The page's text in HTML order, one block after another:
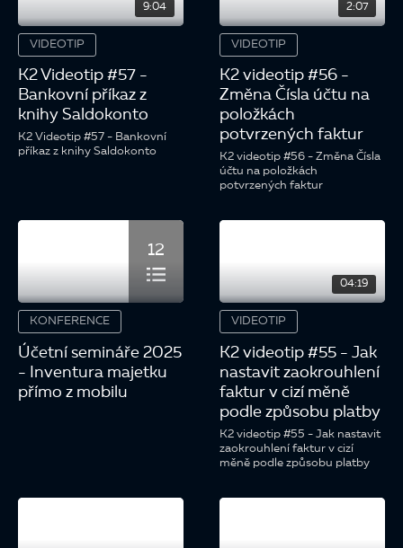
9:04
VIDEOTIP
K2 Videotip #57 -
Bankovní příkaz z
knihy Saldokonto
K2 Videotip #57 - Bankovní
příkaz z knihy Saldokonto
2:07
VIDEOTIP
K2 videotip #56 -
Změna Čísla účtu na
položkách
potvrzených faktur
K2 videotip #56 - Změna Čísla
účtu na položkách
potvrzených faktur
12
KONFERENCE
Účetní semináře 2025
- Inventura majetku
přímo z mobilu
04:19
VIDEOTIP
K2 videotip #55 - Jak
nastavit zaokrouhlení
faktur v cizí měně
podle způsobu platby
K2 videotip #55 - Jak nastavit
zaokrouhlení faktur v cizí
měně podle způsobu platby